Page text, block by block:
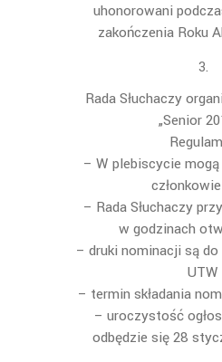
uhonorowani
zakończenia Roku
Rada Słuchaczy
„Senior
– W plebiscycie
– Rada Słuchaczy
w godzinach
– druki nominacji są
UTW
– termin składania
– uroczystość
odbędzie się 28